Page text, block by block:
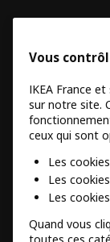
Vous
IKEA France
sur notre site.
ceux qui sont
Les
Les
Les
Quand vous